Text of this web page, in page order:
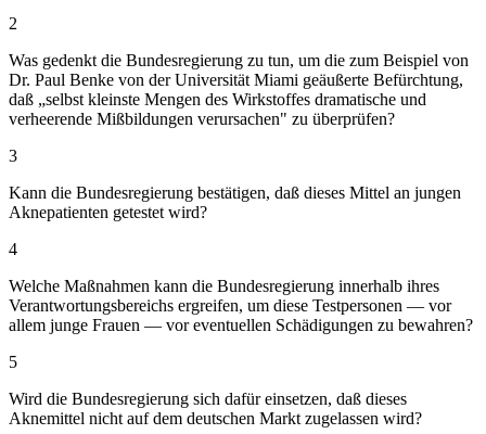
2
Was gedenkt die Bundesregierung zu tun, um die zum Beispiel von
Dr. Paul Benke von der Universität Miami geäußerte Befürchtung,
daß „selbst kleinste Mengen des Wirkstoffes dramatische und
verheerende Mißbildungen verursachen" zu überprüfen?
3
Kann die Bundesregierung bestätigen, daß dieses Mittel an jungen
Aknepatienten getestet wird?
4
Welche Maßnahmen kann die Bundesregierung innerhalb ihres
Verantwortungsbereichs ergreifen, um diese Testpersonen — vor
allem junge Frauen — vor eventuellen Schädigungen zu bewahren?
5
Wird die Bundesregierung sich dafür einsetzen, daß dieses
Aknemittel nicht auf dem deutschen Markt zugelassen wird?